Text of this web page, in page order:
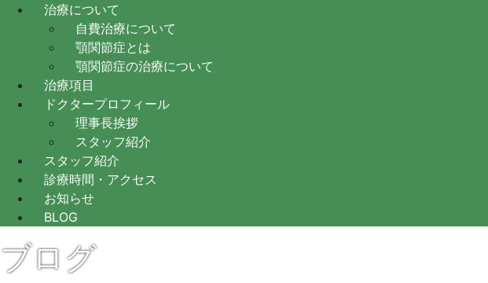
治療について
自費治療について
顎関節症とは
顎関節症の治療について
治療項目
ドクタープロフィール
理事長挨拶
スタッフ紹介
スタッフ紹介
診療時間・アクセス
お知らせ
BLOG
ブログ